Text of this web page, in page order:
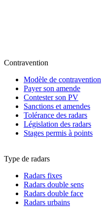
Contravention
Modèle de contravention
Payer son amende
Contester son PV
Sanctions et amendes
Tolérance des radars
Législation des radars
Stages permis à points
Type de radars
Radars fixes
Radars double sens
Radars double face
Radars urbains